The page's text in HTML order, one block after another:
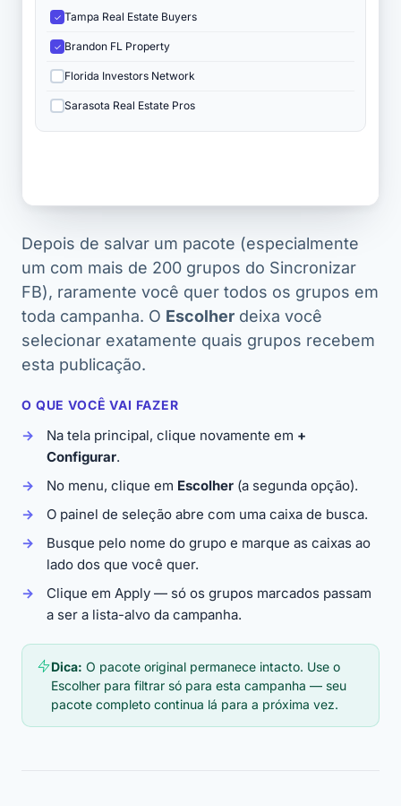
Depois de salvar um pacote (especialmente
um com mais de 200 grupos do Sincronizar
FB), raramente você quer todos os grupos em
toda campanha. O Escolher deixa você
selecionar exatamente quais grupos recebem
esta publicação.
O QUE VOCÊ VAI FAZER
Na tela principal, clique novamente em +
Configurar.
No menu, clique em Escolher (a segunda opção).
O painel de seleção abre com uma caixa de busca.
Busque pelo nome do grupo e marque as caixas ao
lado dos que você quer.
Clique em Apply — só os grupos marcados passam
a ser a lista-alvo da campanha.
Dica: O pacote original permanece intacto. Use o
Escolher para filtrar só para esta campanha — seu
pacote completo continua lá para a próxima vez.
✓ Tampa Real Estate Buyers
✓ Brandon FL Property
Florida Investors Network
Sarasota Real Estate Pros